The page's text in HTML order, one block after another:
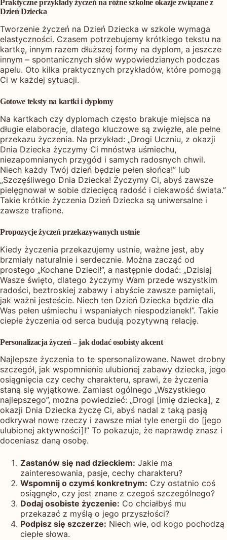
Praktyczne przykłady życzeń na różne szkolne okazje związane z
Dzień Dziecka
Tworzenie życzeń na Dzień Dziecka w szkole wymaga
elastyczności. Czasem potrzebujemy krótkiego tekstu na
kartkę, innym razem dłuższej formy na dyplom, a jeszcze
innym – spontanicznych słów wypowiedzianych podczas
apelu. Oto kilka praktycznych przykładów, które pomogą
Ci w każdej sytuacji.
Gotowe teksty na kartki i dyplomy
Na kartkach czy dyplomach często brakuje miejsca na
długie elaboracje, dlatego kluczowe są zwięzłe, ale pełne
przekazu życzenia. Na przykład: „Drogi Uczniu, z okazji
Dnia Dziecka życzymy Ci mnóstwa uśmiechu,
niezapomnianych przygód i samych radosnych chwil.
Niech każdy Twój dzień będzie pełen słońca!” lub
„Szczęśliwego Dnia Dziecka! Życzymy Ci, abyś zawsze
pielęgnował w sobie dziecięcą radość i ciekawość świata.”
Takie krótkie życzenia Dzień Dziecka są uniwersalne i
zawsze trafione.
Propozycje życzeń przekazywanych ustnie
Kiedy życzenia przekazujemy ustnie, ważne jest, aby
brzmiały naturalnie i serdecznie. Można zacząć od
prostego „Kochane Dzieci!”, a następnie dodać: „Dzisiaj
Wasze święto, dlatego życzymy Wam przede wszystkim
radości, beztroskiej zabawy i abyście zawsze pamiętali,
jak ważni jesteście. Niech ten Dzień Dziecka będzie dla
Was pełen uśmiechu i wspaniałych niespodzianek!”. Takie
ciepłe życzenia od serca budują pozytywną relację.
Personalizacja życzeń – jak dodać osobisty akcent
Najlepsze życzenia to te spersonalizowane. Nawet drobny
szczegół, jak wspomnienie ulubionej zabawy dziecka, jego
osiągnięcia czy cechy charakteru, sprawi, że życzenia
staną się wyjątkowe. Zamiast ogólnego „Wszystkiego
najlepszego”, można powiedzieć: „Drogi [imię dziecka], z
okazji Dnia Dziecka życzę Ci, abyś nadal z taką pasją
odkrywał nowe rzeczy i zawsze miał tyle energii do [jego
ulubionej aktywności]!” To pokazuje, że naprawdę znasz i
doceniasz daną osobę.
Zastanów się nad dzieckiem: Jakie ma
zainteresowania, pasje, cechy charakteru?
Wspomnij o czymś konkretnym: Czy ostatnio coś
osiągnęło, czy jest znane z czegoś szczególnego?
Dodaj osobiste życzenie: Co chciałbyś mu
przekazać z myślą o jego przyszłości?
Podpisz się szczerze: Niech wie, od kogo pochodzą
ciepłe słowa.